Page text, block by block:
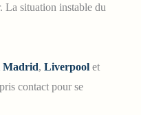
La situation instable du
Madrid,Liverpool et
contact pour se